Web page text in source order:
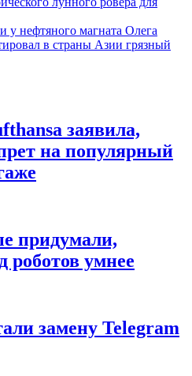
нефтяного магната Олега
в страны Азии грязный
заявила,
на популярный
придумали,
роботов умнее
замену Telegram